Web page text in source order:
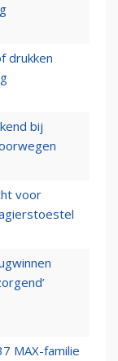
drukken
bij
voor
MAX-familie